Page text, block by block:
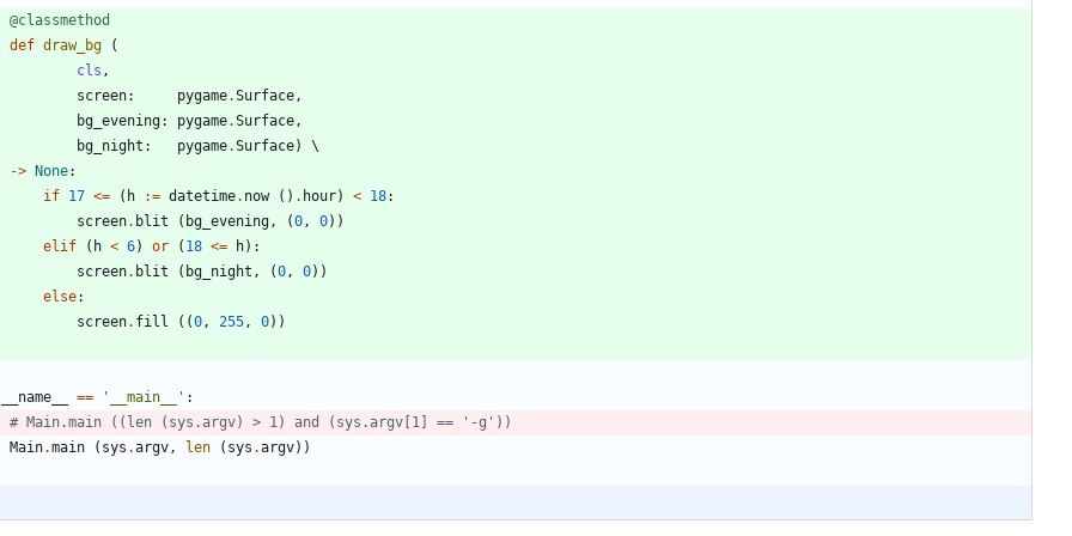
@classmethod
def draw_bg
(
cls ,
screen: pygame.Surface,
bg_evening: pygame.Surface,
bg_night : pygame.Surface)
-> None:
if 17 <= ( h := datetime. now ( ) . hour) < 18:
screen. blit ( bg_evening, (0, 0) )
elif
( h < 6) or ( 18 <= h) :
screen. blit ( bg_night , (0, 0) )
else:
screen. fill ( (0, 255, 0) )
__name__ == ' __main__ ' :
# Main.main ((len (sys.argv) > 1) and (sys.argv[1] == '-g'))
Main.main ( sys .argv, len ( sys .argv) )